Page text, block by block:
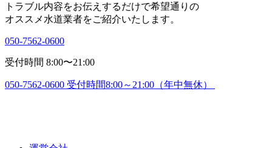
トラブル内容をお伝えするだけで希望通りの
オススメ水道業者をご紹介いたします。
050-7562-0600
受付時間 8:00〜21:00
050-7562-0600 受付時間8:00～21:00（年中無休）